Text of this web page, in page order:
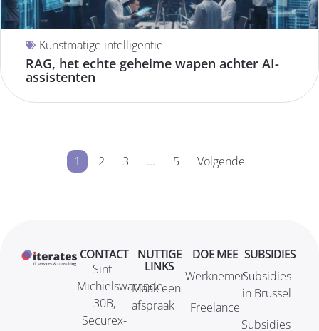
Kunstmatige intelligentie
RAG, het echte geheime wapen achter AI-
assistenten
1 2 3 ... 5 Volgende
CONTACT
Sint-
Michielswarande
30B,
Securex-
NUTTIGE
LINKS
Maak een
afspraak
DOE MEE
Werknemer
Freelance
SUBSIDIES
Subsidies
in Brussel
Subsidies